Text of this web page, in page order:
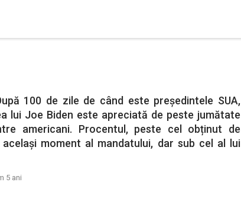
100 de zile de când este președintele SUA,
lui Joe Biden este apreciată de peste jumătate
americani. Procentul, peste cel obținut de
același moment al mandatului, dar sub cel al lui
5 ani